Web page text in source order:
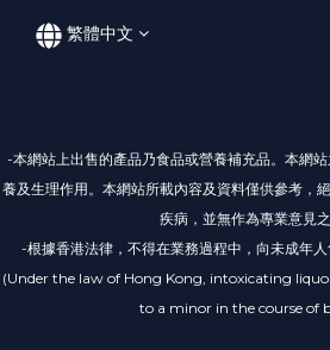
繁體中文
-本網站上出售的產品乃食品或營養補充品。本網
養及生理作用。本網站所載內容及資料僅供參考，
疾病，並無作為專業意見之
-根據香港法律，不得在業務過程中，向未成年人
(Under the law of Hong Kong, intoxicating
to a minor in the course of